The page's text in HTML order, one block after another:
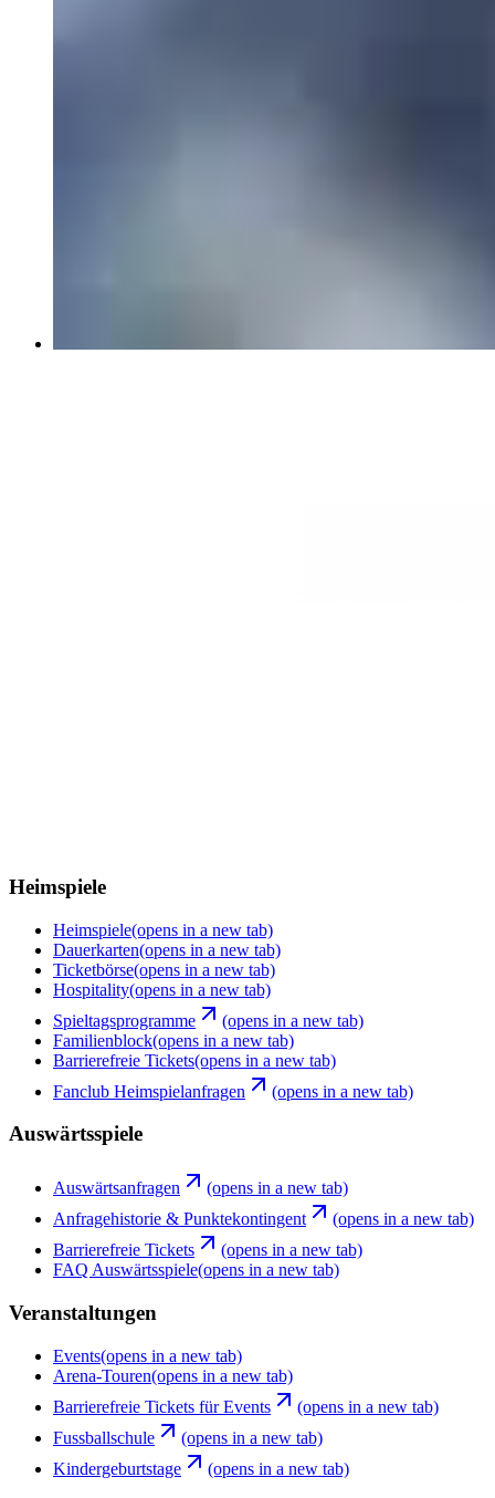
Heimspiele
Heimspiele(opens in a new tab)
Dauerkarten(opens in a new tab)
Ticketbörse(opens in a new tab)
Hospitality(opens in a new tab)
Spieltagsprogramme
(opens in a new tab)
Familienblock(opens in a new tab)
Barrierefreie Tickets(opens in a new tab)
Fanclub Heimspielanfragen
(opens in a new tab)
Auswärtsspiele
Auswärtsanfragen
(opens in a new tab)
Anfragehistorie & Punktekontingent
(opens in a new tab)
Barrierefreie Tickets
(opens in a new tab)
FAQ Auswärtsspiele(opens in a new tab)
Veranstaltungen
Events(opens in a new tab)
Arena-Touren(opens in a new tab)
Barrierefreie Tickets für Events
(opens in a new tab)
Fussballschule
(opens in a new tab)
Kindergeburtstage
(opens in a new tab)